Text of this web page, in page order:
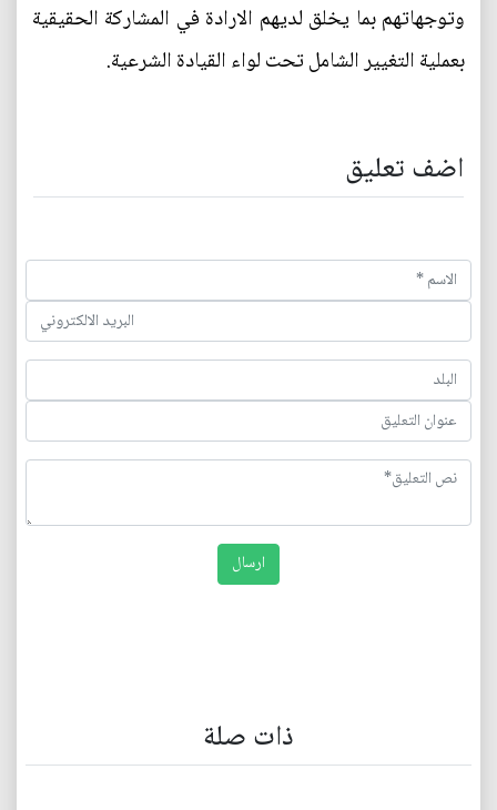
وتوجهاتهم بما يخلق لديهم الارادة في المشاركة الحقيقية
بعملية التغيير الشامل تحت لواء القيادة الشرعية.
اضف تعليق
ذات صلة